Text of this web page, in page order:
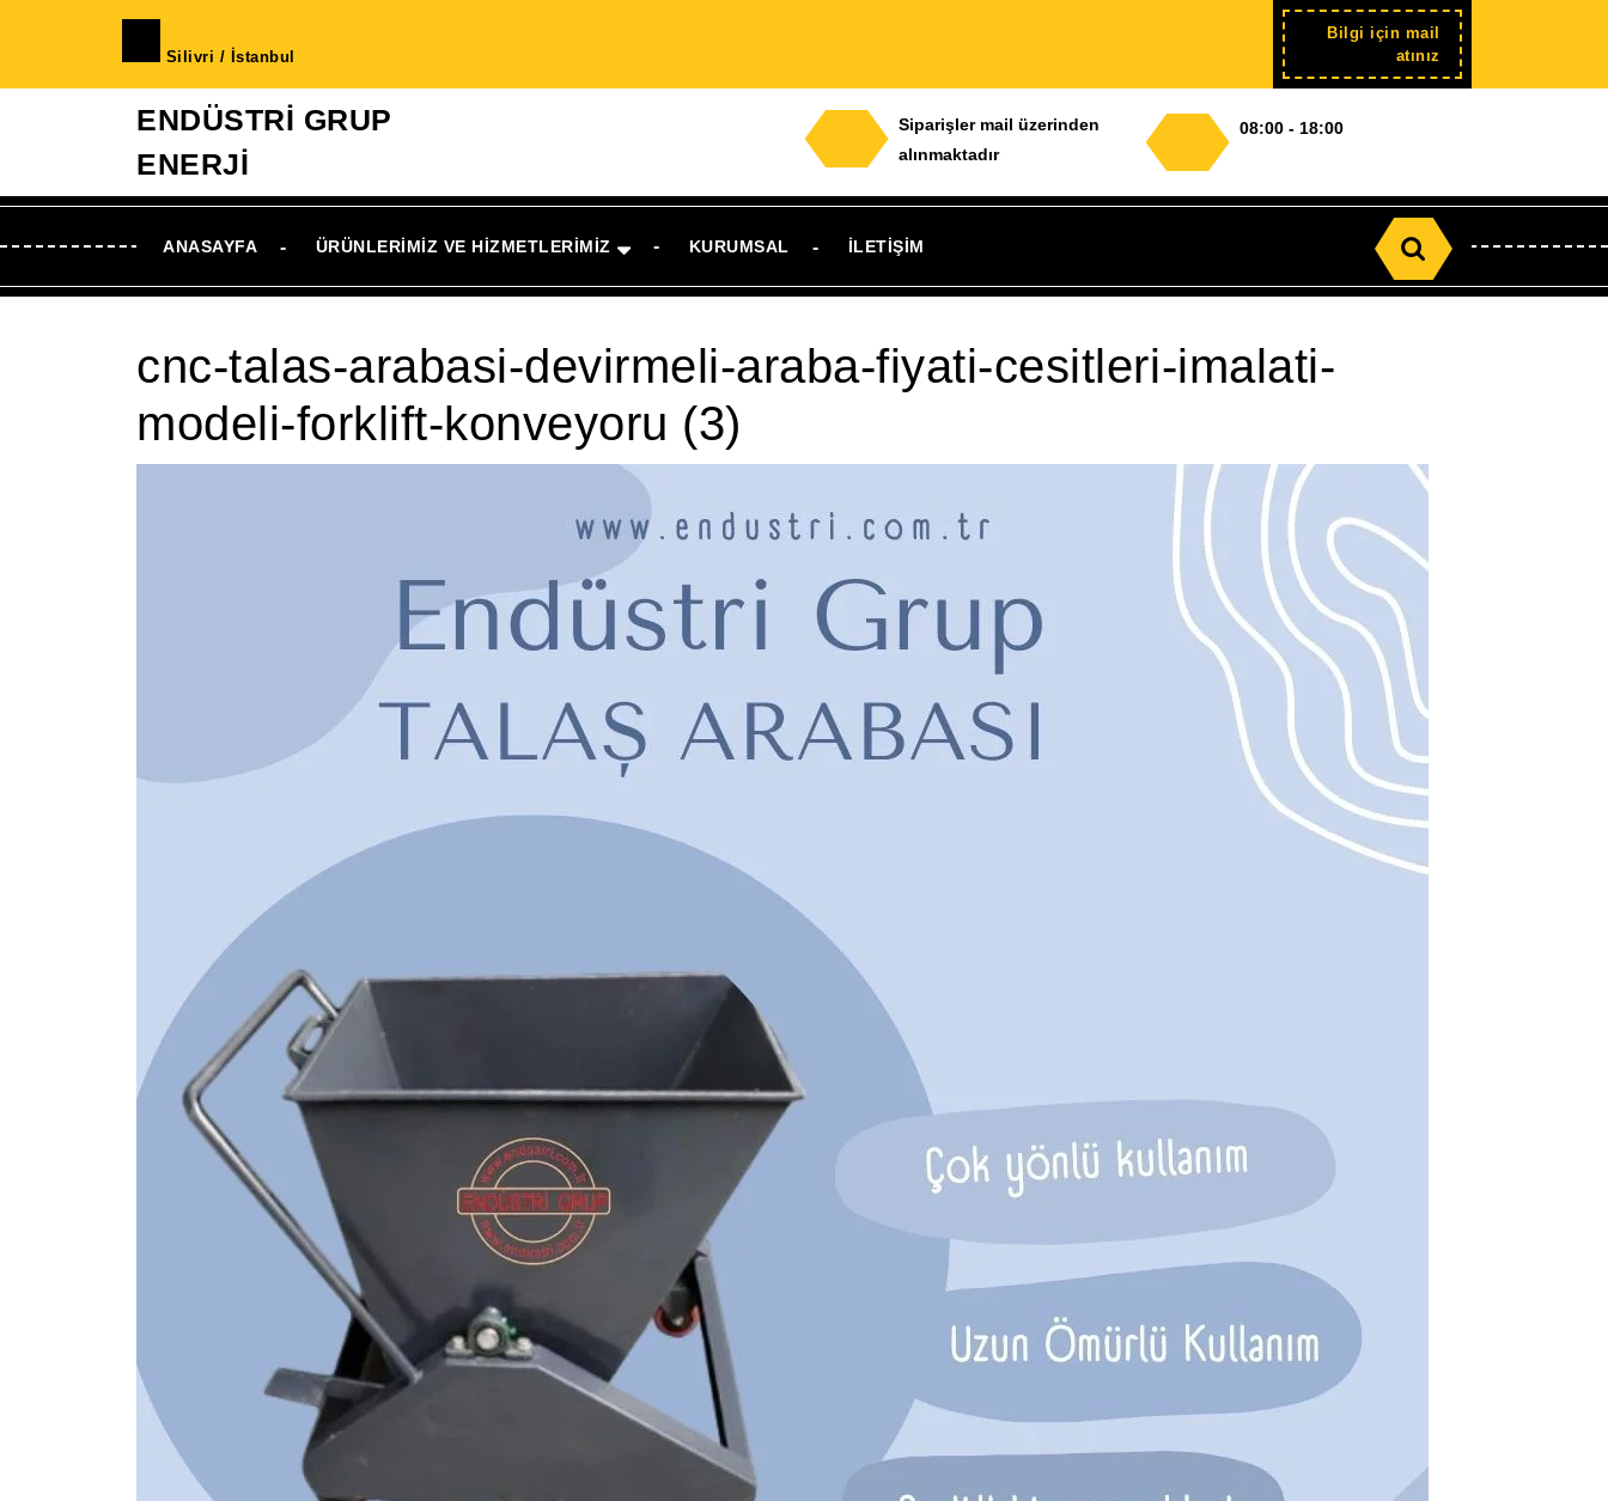
Silivri / İstanbul
Bilgi için mail
atınız Şimdi
kayıt
ENDÜSTRİ GRUP
ENERJİ
Siparişler mail üzerinden
alınmaktadır
08:00 - 18:00
ANASAYFA ÜRÜNLERIMIZ VE HIZMETLERIMIZ KURUMSAL İLETIŞIM
Search
for:
cnc-talas-arabasi-devirmeli-araba-fiyati-cesitleri-imalati-
modeli-forklift-konveyoru (3)